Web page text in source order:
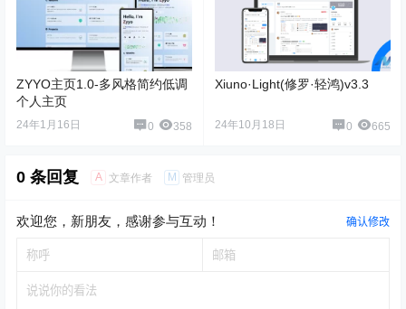
ZYYO主页1.0-多风格简约低调
个人主页
24年1月16日 0 358
Xiuno·Light(修罗·轻鸿)v3.3
24年10月18日 0 665
0 条回复 A 文章作者 M 管理员
欢迎您，新朋友，感谢参与互动！ 确认修改